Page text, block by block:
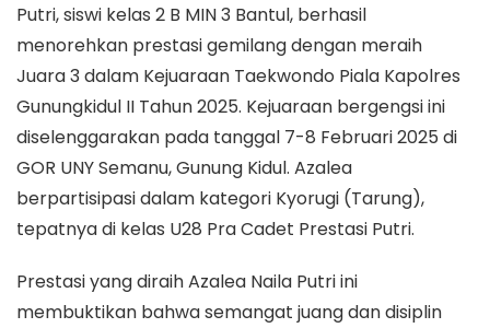
Putri, siswi kelas 2 B MIN 3 Bantul, berhasil
menorehkan prestasi gemilang dengan meraih
Juara 3 dalam Kejuaraan Taekwondo Piala Kapolres
Gunungkidul II Tahun 2025.​ Kejuaraan bergengsi ini
diselenggarakan pada tanggal 7-8 Februari 2025 di
GOR UNY Semanu, Gunung Kidul. Azalea
berpartisipasi dalam kategori Kyorugi (Tarung),
tepatnya di kelas U28 Pra Cadet Prestasi Putri.​
Prestasi yang diraih Azalea Naila Putri ini
membuktikan bahwa semangat juang dan disiplin